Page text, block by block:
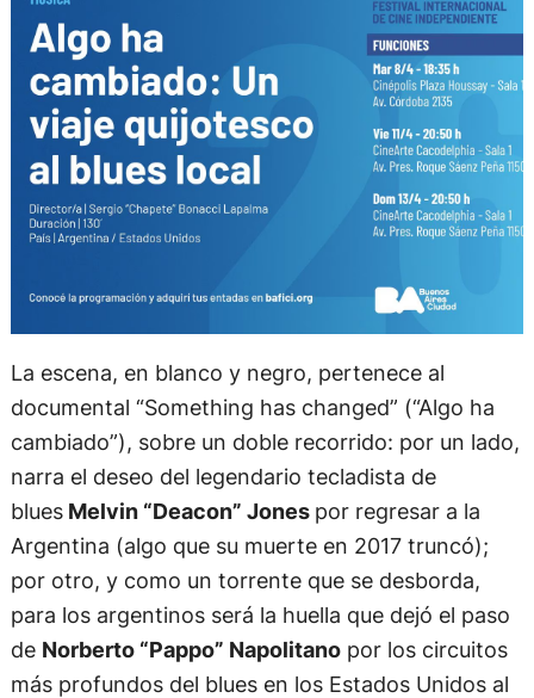
La escena, en blanco y negro, pertenece al
documental “Something has changed” (“Algo ha
cambiado”), sobre un doble recorrido: por un lado,
narra el deseo del legendario tecladista de
bluesMelvin “Deacon” Jones por regresar a la
Argentina (algo que su muerte en 2017 truncó);
por otro, y como un torrente que se desborda,
para los argentinos será la huella que dejó el paso
de Norberto “Pappo” Napolitanopor los circuitos
más profundos del blues en los Estados Unidos al